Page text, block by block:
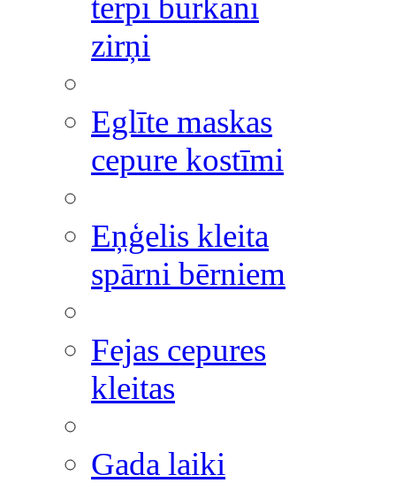
tērpi burkāni
zirņi
Eglīte maskas
cepure kostīmi
Eņģelis kleita
spārni bērniem
Fejas cepures
kleitas
Gada laiki